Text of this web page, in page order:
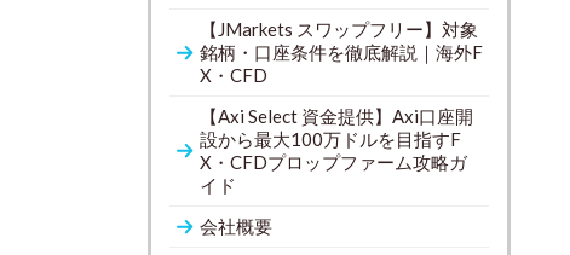
【JMarkets スワップフリー】対象
銘柄・口座条件を徹底解説｜海外F
X・CFD
【Axi Select 資金提供】Axi口座開
設から最大100万ドルを目指すF
X・CFDプロップファーム攻略ガ
イド
会社概要